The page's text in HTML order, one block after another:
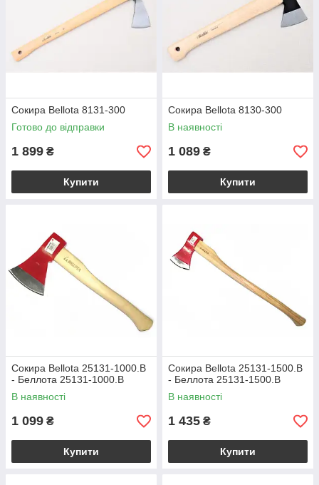
Сокира Bellota 8131-300
Готово до відправки
1 899 ₴
Купити
Сокира Bellota 8130-300
В наявності
1 089 ₴
Купити
Сокира Bellota 25131-1000.B
- Беллота 25131-1000.B
В наявності
1 099 ₴
Купити
Сокира Bellota 25131-1500.B
- Беллота 25131-1500.B
В наявності
1 435 ₴
Купити